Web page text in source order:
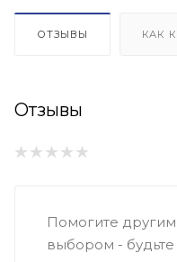
ОТЗЫВЫ КАК
Отзывы
Помогите
выбором -